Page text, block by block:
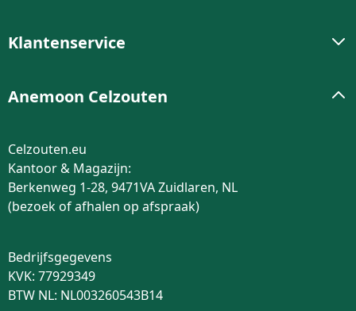
Klantenservice
Anemoon Celzouten
Celzouten.eu
Kantoor & Magazijn:
Berkenweg 1-28, 9471VA Zuidlaren, NL
(bezoek of afhalen op afspraak)
Bedrijfsgegevens
KVK: 77929349
BTW NL: NL003260543B14